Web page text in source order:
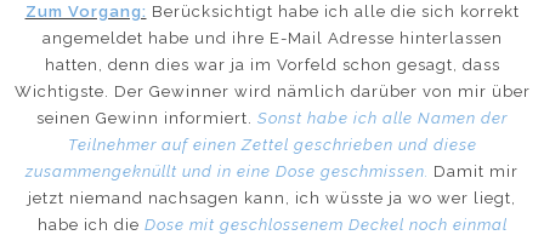
Zum Vorgang: Berücksichtigt habe ich alle die sich korrekt
angemeldet habe und ihre E-Mail Adresse hinterlassen
hatten, denn dies war ja im Vorfeld schon gesagt, dass
Wichtigste. Der Gewinner wird nämlich darüber von mir über
seinen Gewinn informiert. Sonst habe ich alle Namen der
Teilnehmer auf einen Zettel geschrieben und diese
zusammengeknüllt und in eine Dose geschmissen. Damit mir
jetzt niemand nachsagen kann, ich wüsste ja wo wer liegt,
habe ich die Dose mit geschlossenem Deckel noch einmal